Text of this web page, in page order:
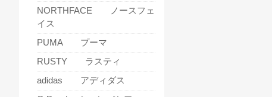
NORTHFACE ノースフェ
イス
PUMA プーマ
RUSTY ラスティ
adidas アディダス